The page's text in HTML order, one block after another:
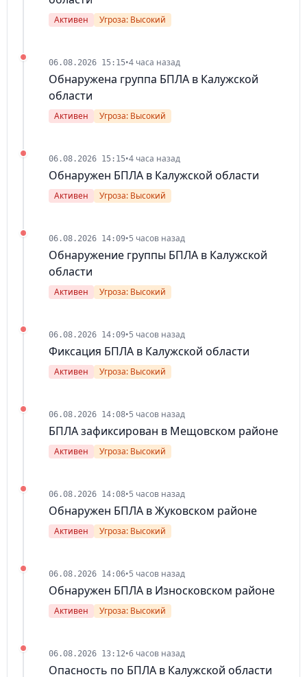
Активен Угроза: Высокий
06.08.2026 15:15•4 часа назад
Обнаружена группа БПЛА в Калужской
области
Активен Угроза: Высокий
06.08.2026 15:15•4 часа назад
Обнаружен БПЛА в Калужской области
Активен Угроза: Высокий
06.08.2026 14:09•5 часов назад
Обнаружение группы БПЛА в Калужской
области
Активен Угроза: Высокий
06.08.2026 14:09•5 часов назад
Фиксация БПЛА в Калужской области
Активен Угроза: Высокий
06.08.2026 14:08•5 часов назад
БПЛА зафиксирован в Мещовском районе
Активен Угроза: Высокий
06.08.2026 14:08•5 часов назад
Обнаружен БПЛА в Жуковском районе
Активен Угроза: Высокий
06.08.2026 14:06•5 часов назад
Обнаружен БПЛА в Износковском районе
Активен Угроза: Высокий
06.08.2026 13:12•6 часов назад
Опасность по БПЛА в Калужской области